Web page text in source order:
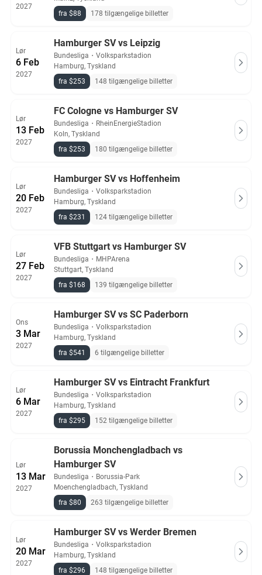
2027
fra $88
178 tilgængelige billetter
Lør
6 Feb
2027
Hamburger SV vs Leipzig
Bundesliga ・ Volksparkstadion
Hamburg, Tyskland
fra $253
148 tilgængelige billetter
Lør
13 Feb
2027
FC Cologne vs Hamburger SV
Bundesliga ・ RheinEnergieStadion
Koln, Tyskland
fra $253
180 tilgængelige billetter
Lør
20 Feb
2027
Hamburger SV vs Hoffenheim
Bundesliga ・ Volksparkstadion
Hamburg, Tyskland
fra $231
124 tilgængelige billetter
Lør
27 Feb
2027
VFB Stuttgart vs Hamburger SV
Bundesliga ・ MHPArena
Stuttgart, Tyskland
fra $168
139 tilgængelige billetter
Ons
3 Mar
2027
Hamburger SV vs SC Paderborn
Bundesliga ・ Volksparkstadion
Hamburg, Tyskland
fra $541
6 tilgængelige billetter
Lør
6 Mar
2027
Hamburger SV vs Eintracht Frankfurt
Bundesliga ・ Volksparkstadion
Hamburg, Tyskland
fra $295
152 tilgængelige billetter
Lør
13 Mar
2027
Borussia Monchengladbach vs
Hamburger SV
Bundesliga ・ Borussia-Park
Moenchengladbach, Tyskland
fra $80
263 tilgængelige billetter
Lør
20 Mar
2027
Hamburger SV vs Werder Bremen
Bundesliga ・ Volksparkstadion
Hamburg, Tyskland
fra $296
148 tilgængelige billetter